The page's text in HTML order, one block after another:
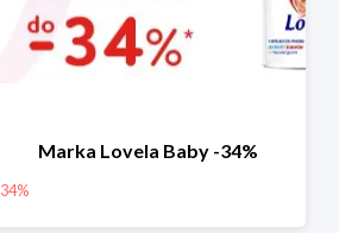
Marka Lovela Baby -34%
34%